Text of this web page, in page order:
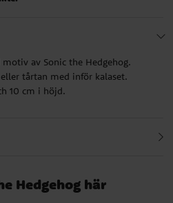
av Sonic the Hedgehog.
tårtan med inför kalaset.
10 cm i höjd.
Hedgehog här